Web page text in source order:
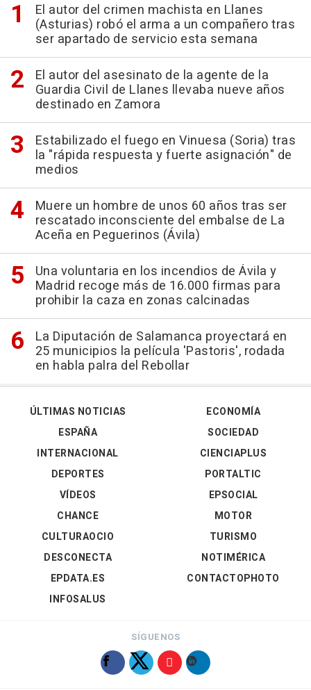
El autor del crimen machista en Llanes
(Asturias) robó el arma a un compañero tras
ser apartado de servicio esta semana
El autor del asesinato de la agente de la
Guardia Civil de Llanes llevaba nueve años
destinado en Zamora
Estabilizado el fuego en Vinuesa (Soria) tras
la "rápida respuesta y fuerte asignación" de
medios
Muere un hombre de unos 60 años tras ser
rescatado inconsciente del embalse de La
Aceña en Peguerinos (Ávila)
Una voluntaria en los incendios de Ávila y
Madrid recoge más de 16.000 firmas para
prohibir la caza en zonas calcinadas
La Diputación de Salamanca proyectará en
25 municipios la película 'Pastoris', rodada
en habla palra del Rebollar
ÚLTIMAS NOTICIAS
ESPAÑA
INTERNACIONAL
DEPORTES
VÍDEOS
ECONOMÍA
SOCIEDAD
CIENCIAPLUS
PORTALTIC
EPSOCIAL
CHANCE
CULTURAOCIO
DESCONECTA
EPDATA.ES
INFOSALUS
MOTOR
TURISMO
NOTIMÉRICA
CONTACTOPHOTO
SÍGUENOS